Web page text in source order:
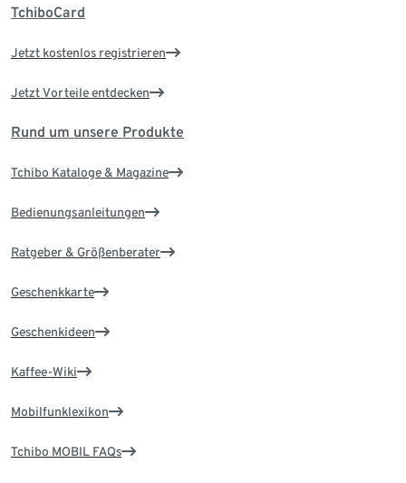
TchiboCard
Jetzt kostenlos registrieren
Jetzt Vorteile entdecken
Rund um unsere Produkte
Tchibo Kataloge & Magazine
Bedienungsanleitungen
Ratgeber & Größenberater
Geschenkkarte
Geschenkideen
Kaffee-Wiki
Mobilfunklexikon
Tchibo MOBIL FAQs